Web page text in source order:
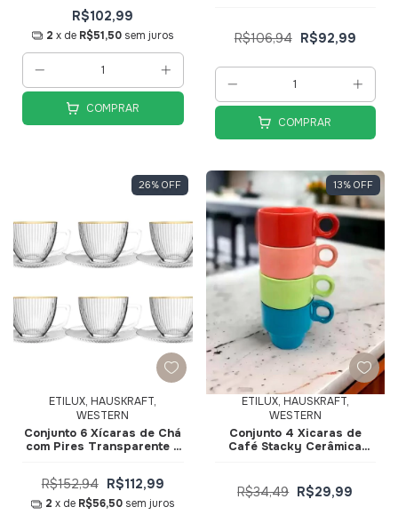
R$102,99
2 x de R$51,50 sem juros
COMPRAR
Preta 85ml JGXC091PT -
Hauskraft
R$106,94 R$92,99
COMPRAR
26% OFF
ETILUX, HAUSKRAFT,
WESTERN
Conjunto 6 Xícaras de Ch
com Pires Transparente e
Hauskraft
R$152,94 R$112,99
2 x de R$56,50 sem juros
13% OFF
ETILUX, HAUSKRAFT,
WESTERN
Conjunto 4 Xicaras de
Café Stacky Cerâmica
R$34,49 R$29,99